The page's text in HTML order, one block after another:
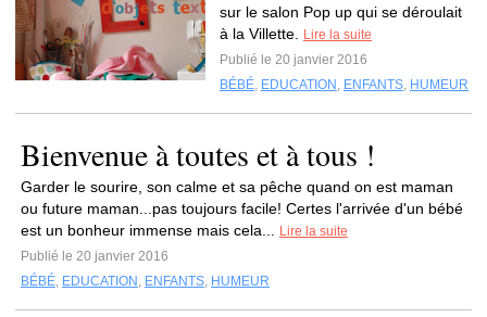
sur le salon Pop up qui se déroulait
à la Villette.
Lire la suite
Publié le 20 janvier 2016
BÉBÉ, EDUCATION , ENFANTS, HUMEUR
Bienvenue à toutes et à tous !
Garder le sourire, son calme et sa pêche quand on est maman
ou future maman...pas toujours facile! Certes l'arrivée d'un bébé
est un bonheur immense mais cela...
Lire la suite
Publié le 20 janvier 2016
BÉBÉ, EDUCATION , ENFANTS, HUMEUR